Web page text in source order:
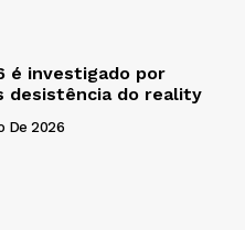
é investigado por
desistência do reality
De 2026